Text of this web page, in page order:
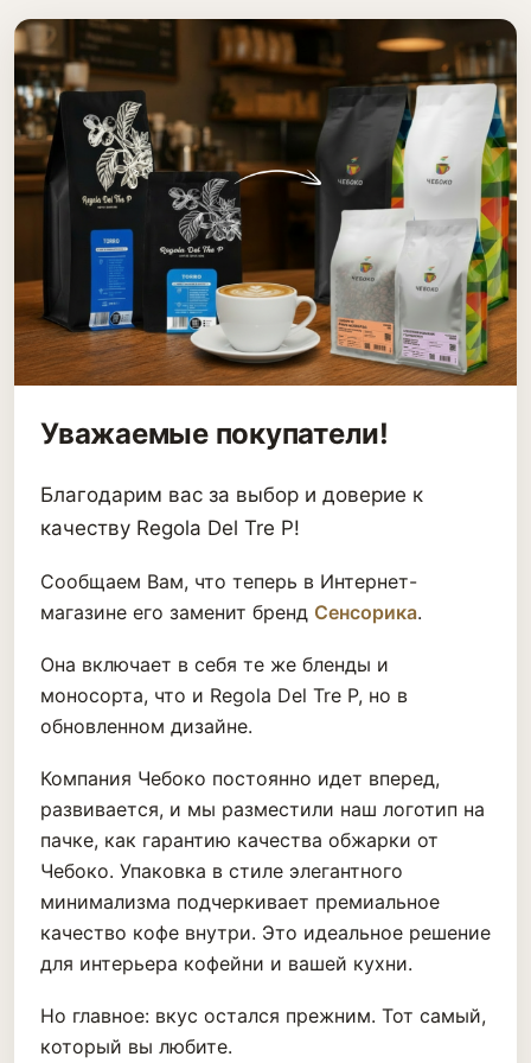
Уважаемые покупатели!
Благодарим вас за выбор и доверие к
качеству Regola Del Tre P!
Сообщаем Вам, что теперь в Интернет-
магазине его заменит бренд Сенсорика.
Она включает в себя те же бленды и
моносорта, что и Regola Del Tre P, но в
обновленном дизайне.
Компания Чебоко постоянно идет вперед,
развивается, и мы разместили наш логотип на
пачке, как гарантию качества обжарки от
Чебоко. Упаковка в стиле элегантного
минимализма подчеркивает премиальное
качество кофе внутри. Это идеальное решение
для интерьера кофейни и вашей кухни.
Но главное: вкус остался прежним. Тот самый,
который вы любите.